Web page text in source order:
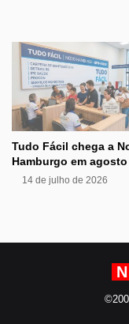
Tudo Fácil chega a
Hamburgo em agosto
14 de julho de 2026
N